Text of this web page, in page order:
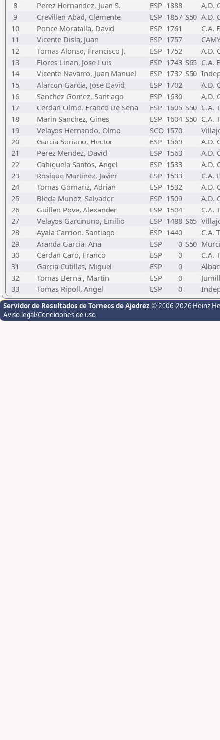
8
Perez Hernandez, Juan S. ESP 1888
A.D.
9
Crevillen Abad, Clemente ESP 1857 S50 A.D.
10
Ponce Moratalla, David ESP 1761
C.A.
11
Vicente Disla, Juan ESP 1757
12
Tomas Alonso, Francisco J. ESP 1752
A.D.
13
Flores Linan, Jose Luis ESP 1743 S65 C.A.
14
Vicente Navarro, Juan Manuel ESP 1732 S50
15
Alarcon Garcia, Jose David ESP 1702
A.D.
16
Sanchez Gomez, Santiago ESP 1630
A.D.
17
Cerdan Olmo, Franco De Sena ESP 1605 S50 C.A.
18
Marin Sanchez, Gines ESP 1604 S50 C.A.
19
Velayos Hernando, Olmo SCO 1570
20
Garcia Soriano, Hector ESP 1569
A.D.
21
Perez Mendez, David ESP 1563
A.D.
22
Cahiguela Santos, Angel ESP 1533
A.D.
23
Rosique Martinez, Javier ESP 1533
C.A.
24
Tomas Gomariz, Adrian ESP 1532
A.D.
25
Bleda Munoz, Salvador ESP 1509
A.D.
26
Guillen Pove, Alexander ESP 1504
C.A.
27
Velayos Garcinuno, Emilio ESP 1488 S65
28
Ayala Carrion, Santiago ESP 1440
C.A.
29
Aranda Garcia, Ana ESP 0 S50
30
Cerdan Caro, Franco ESP 0
C.A.
31
Garcia Cutillas, Miguel ESP 0
32
Tomas Bernal, Martin ESP 0
33
Tomas Ripoll, Angel ESP 0
Servidor de Resultados de Torneos de Ajedrez © 2006-2026 Heinz
Aviso legal/Condiciones de uso